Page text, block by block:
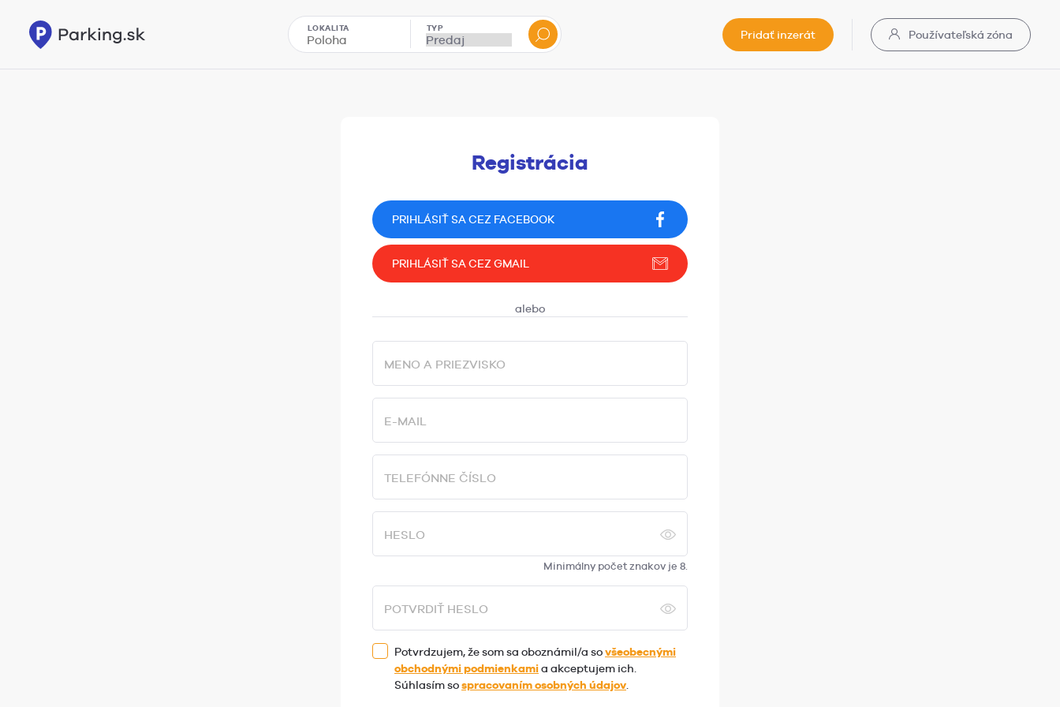
LOKALITA TYP
Pridať inzerát Používateľská zóna
Registrácia
PRIHLÁSIŤ SA CEZ FACEBOOK
PRIHLÁSIŤ SA CEZ GMAIL
MENO A PRIEZVISKO
E-MAIL
TELEFÓNNE ČÍSLO
HESLO
Minimálny počet znakov je 8.
POTVRDIŤ HESLO
Potvrdzujem, že som sa oboznámil/a sovšeobecnými
obchodnými podmienkamia akceptujem ich.
Súhlasím sospracovaním osobných údajov